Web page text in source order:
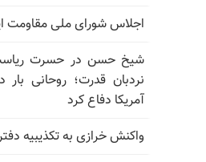
اجلاس شورای ملی مقاومت
شیخ حسن در حسرت ریاست
نردبان قدرت؛ روحانی بار
آمریکا دفاع کرد
واکنش خرازی به تکذیبیه